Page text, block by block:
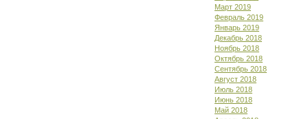
Март 2019
Февраль 2019
Январь 2019
Декабрь 2018
Ноябрь 2018
Октябрь 2018
Сентябрь 2018
Август 2018
Июль 2018
Июнь 2018
Май 2018